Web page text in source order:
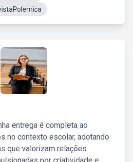
entrega é completa ao
no contexto escolar, adotando
que valorizam relações